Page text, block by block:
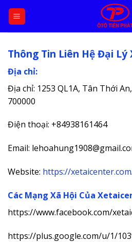
Skip
content
Thông Tin Liên Hệ Đại
Địa chỉ:
Địa chỉ: 1253 QL1A, Tân Thới
700000
Điện thoại: +84938161464
Email:
Website: https://
Các Mạng Xã Hội Của
https://www.facebook.com/
https://plus.google.com/u/1/